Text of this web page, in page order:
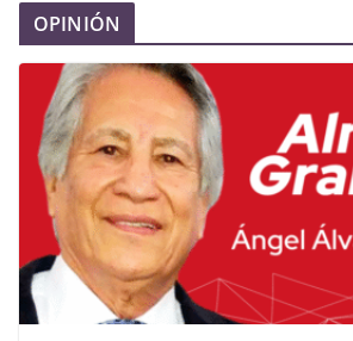
OPINIÓN